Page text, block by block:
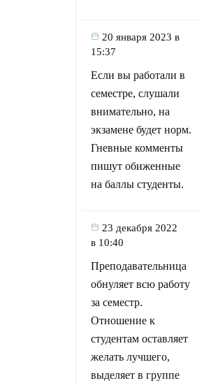
20 января 2023 в
15:37
Если вы работали в
семестре, слушали
внимательно, на
экзамене будет норм.
Гневные комменты
пишут обиженные
на баллы студенты.
23 декабря 2022
в 10:40
Преподавательница
обнуляет всю работу
за семестр.
Отношение к
студентам оставляет
желать лучшего,
выделяет в группе